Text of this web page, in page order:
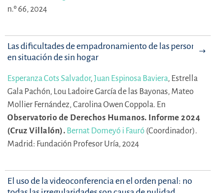
n.º 66, 2024
Las dificultades de empadronamiento de las personas
en situación de sin hogar
Esperanza Cots Salvador, Juan Espinosa Baviera, Estrella
Gala Pachón, Lou Ladoire García de las Bayonas, Mateo
Mollier Fernández, Carolina Owen Coppola. En
Observatorio de Derechos Humanos. Informe 2024
(Cruz Villalón). Bernat Domeyó i Fauró (Coordinador).
Madrid: Fundación Profesor Uría, 2024
El uso de la videoconferencia en el orden penal: no